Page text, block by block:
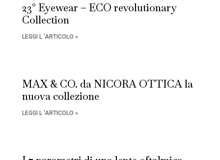
23° Eyewear – ECO revolutionary
Collection
LEGGI L 'ARTICOLO »
MAX & CO. da NICORA OTTICA la
nuova collezione
LEGGI L 'ARTICOLO »